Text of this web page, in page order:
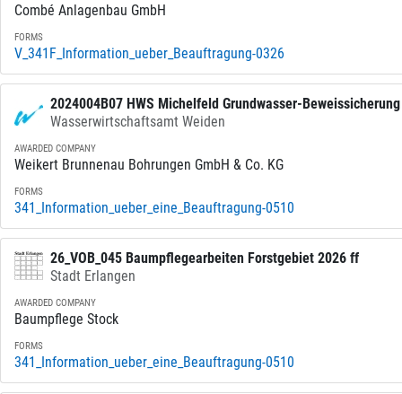
Combé Anlagenbau GmbH
FORMS
V_341F_Information_ueber_Beauftragung-0326
2024004B07 HWS Michelfeld Grundwasser-
Bohrungen
Wasserwirtschaftsamt Weiden
AWARDED COMPANY
Weikert Brunnenau Bohrungen GmbH & Co. KG
FORMS
341_Information_ueber_eine_Beauftragung-0510
26_VOB_045 Baumpflegearbeiten Forstgebiet 2026 ff
Stadt Erlangen
AWARDED COMPANY
Baumpflege Stock
FORMS
341_Information_ueber_eine_Beauftragung-0510